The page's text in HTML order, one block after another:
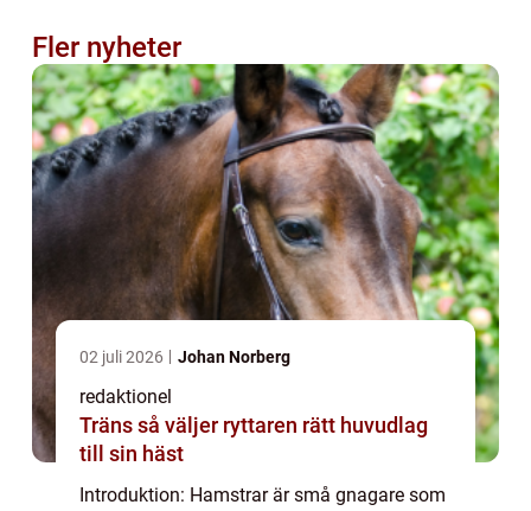
Fler nyheter
02 juli 2026 Johan Norberg
redaktionel
Träns så väljer ryttaren rätt huvudlag
till sin häst
Introduktion: Hamstrar är små gnagare som